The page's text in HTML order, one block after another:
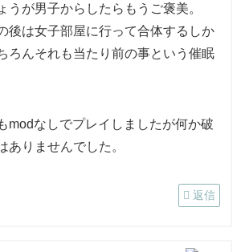
うが男子からしたらもうご褒美。
後は女子部屋に行って合体するしか
ろんそれも当たり前の事という催眠
modなしでプレイしましたが何か破
ありませんでした。
返信